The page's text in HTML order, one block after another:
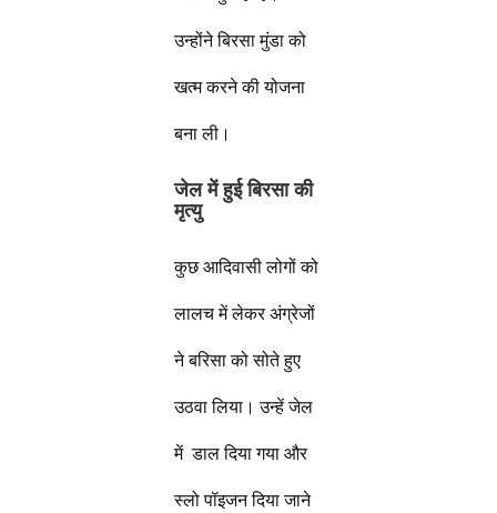
उन्होंने बिरसा मुंडा को
खत्म करने की योजना
बना ली।
जेल में हुई बिरसा की
मृत्यु
कुछ आदिवासी लोगों को
लालच में लेकर अंग्रेजों
ने बरिसा को सोते हुए
उठवा लिया। उन्हें जेल
में डाल दिया गया और
स्लो पॉइजन दिया जाने